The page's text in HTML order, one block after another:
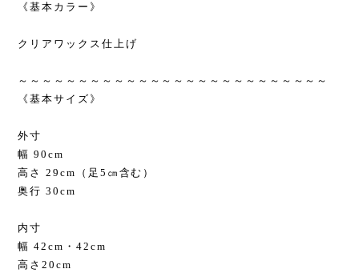
《基本カラー》
クリアワックス仕上げ
～～～～～～～～～～～～～～～～～～～～～～～～～～
《基本サイズ》
外寸
幅 90cm
高さ 29cm（足5㎝含む）
奥行 30cm
内寸
幅 42cm・42cm
高さ20cm